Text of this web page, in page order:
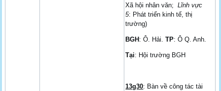
Xã hội nhân văn;Lĩnh vực
5: Phát triển kinh tế, thị
trường)
BGH : Ô. Hải.TP: Ô Q. Anh.
Tại: Hội trường BGH
13g30: Bàn về công tác tài